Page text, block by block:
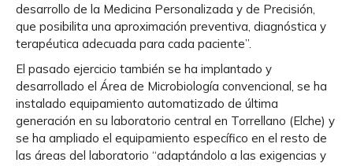
desarrollo de la Medicina Personalizada y de Precisión,
que posibilita una aproximación preventiva, diagnóstica y
terapéutica adecuada para cada paciente”.
El pasado ejercicio también se ha implantado y
desarrollado el Área de Microbiología convencional, se ha
instalado equipamiento automatizado de última
generación en su laboratorio central en Torrellano (Elche) y
se ha ampliado el equipamiento específico en el resto de
las áreas del laboratorio “adaptándolo a las exigencias y